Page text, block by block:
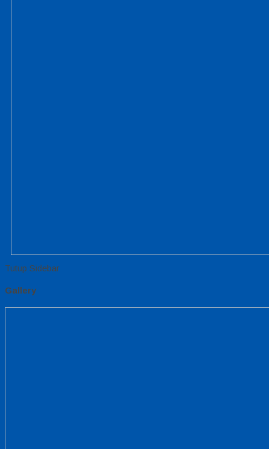
Tutup Sidebar
Gallery